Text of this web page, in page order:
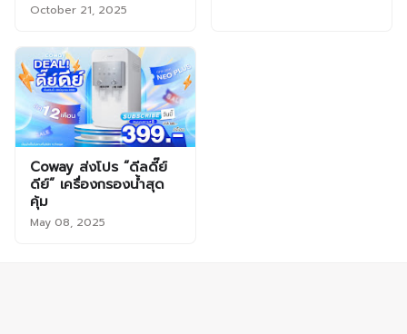
October 21, 2025
Coway ส่งโปร “ดีลดี๊ย์
ดีย์” เครื่องกรองน้ำสุด
คุ้ม
May 08, 2025